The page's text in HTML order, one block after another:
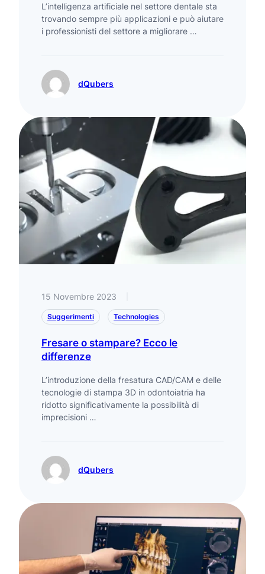
L’intelligenza artificiale nel settore dentale sta
trovando sempre più applicazioni e può aiutare
i professionisti del settore a migliorare …
dQubers
15 Novembre 2023
Suggerimenti Technologies
Fresare o stampare? Ecco le
differenze
L’introduzione della fresatura CAD/CAM e delle
tecnologie di stampa 3D in odontoiatria ha
ridotto significativamente la possibilità di
imprecisioni …
dQubers